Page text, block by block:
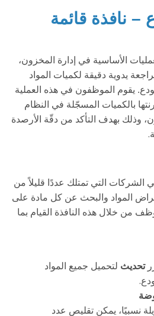
– نافذة قائمة
الأساسية في إدارة المخزون،
يدوية دقيقة لكميات المواد
يقوم الموظفون في هذه العملية
بالكميات المسجّلة في النظام
وذلك بهدف التأكد من دقّة الأرصدة
.
الشركات التي تمتلك عددًا قليلاً من
المواد والبحث عن كل مادة على
من خلال هذه النافذة القيام بما
تحديث لتحميل جميع المواد
.
نسبيًا، يمكن تقليص عدد